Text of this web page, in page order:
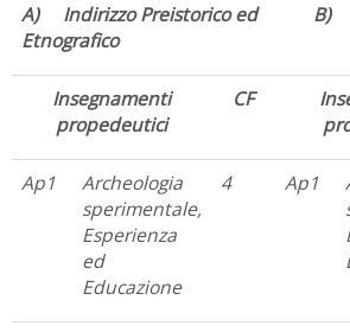
A) Indirizzo Preistorico ed
Etnografico
B)
Insegnamenti
propedeutici
CF
Ap1
Archeologia
sperimentale,
Esperienza
ed
Educazione
4 Ap1